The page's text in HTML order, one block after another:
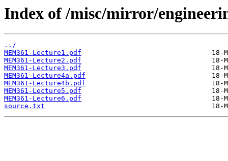
Index of /misc/mirror/
../
MEM361-Lecture1.pdf
MEM361-Lecture2.pdf
MEM361-Lecture3.pdf
MEM361-Lecture4a.pdf
MEM361-Lecture4b.pdf
MEM361-Lecture5.pdf
MEM361-Lecture6.pdf
source.txt